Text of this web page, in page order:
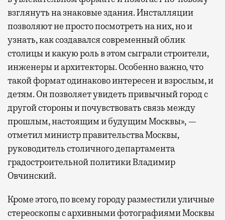
взглянуть на знаковые здания. Инсталляции
позволяют не просто посмотреть на них, но и
узнать, как создавался современный облик
столицы и какую роль в этом сыграли строители,
инженеры и архитекторы. Особенно важно, что
такой формат одинаково интересен и взрослым, и
детям. Он позволяет увидеть привычный город с
другой стороны и почувствовать связь между
прошлым, настоящим и будущим Москвы», —
отметил министр правительства Москвы,
руководитель столичного департамента
градостроительной политики Владимир
Овчинский.
Кроме этого, по всему городу разместили уличные
стереоскопы с архивными фотографиями Москвы